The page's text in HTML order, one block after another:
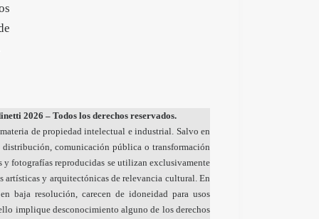
2026 – Todos los derechos reservados.
de propiedad intelectual e industrial. Salvo en
comunicación pública o transformación
fotografías reproducidas se utilizan exclusivamente
y arquitectónicas de relevancia cultural. En
baja resolución, carecen de idoneidad para usos
implique desconocimiento alguno de los derechos